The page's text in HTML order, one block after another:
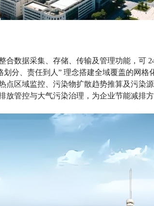
数据采集、存储、传输及管理功能，可
分、责任到人” 理念搭建全域覆盖的网
点区域监控、污染物扩散趋势推算及污
放管控与大气污染治理，为企业节能减排